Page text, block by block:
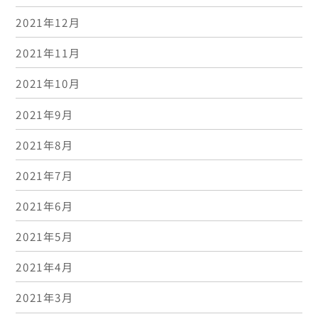
2021年12月
2021年11月
2021年10月
2021年9月
2021年8月
2021年7月
2021年6月
2021年5月
2021年4月
2021年3月